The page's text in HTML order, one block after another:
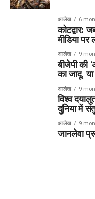
आलेख 6
मीडिया पर
आलेख 9
बीजेपी की
का जादू,
आलेख 9
विश्व
दुनिया में
आलेख 9
जानलेवा